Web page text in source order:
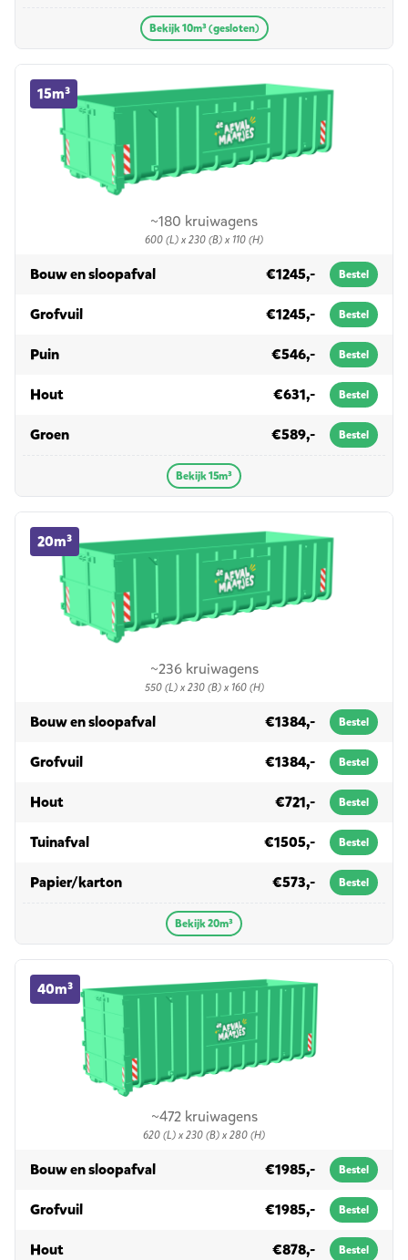
Bekijk 10m³ (gesloten)
~180 kruiwagens
600 (L) x 230 (B) x 110 (H)
15m³
15m³ container huren
Bouw en sloopafvalin 15m³ €1245,- Bestel
Grofvuilin 15m³ €1245,- Bestel
Puinin 15m³ €546,- Bestel
Houtin 15m³ €631,- Bestel
Groenin 15m³ €589,- Bestel
Bekijk 15m³
~236 kruiwagens
550 (L) x 230 (B) x 160 (H)
20m³
20m³ container huren
Bouw en sloopafvalin 20m³ €1384,- Bestel
Grofvuilin 20m³ €1384,- Bestel
Houtin 20m³ €721,- Bestel
Tuinafvalin 20m³ €1505,- Bestel
Papier/kartonin 20m³ €573,- Bestel
Bekijk 20m³
~472 kruiwagens
620 (L) x 230 (B) x 280 (H)
40m³
40m³ container huren
Bouw en sloopafvalin 40m³ €1985,- Bestel
Grofvuilin 40m³ €1985,- Bestel
Houtin 40m³ €878,- Bestel